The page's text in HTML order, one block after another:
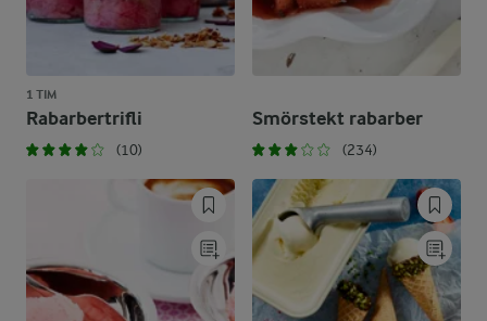
1 TIM
Rabarbertrifli
(10)
Smörstekt rabarber
(234)